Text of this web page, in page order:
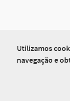
Utilizamos
navegação e